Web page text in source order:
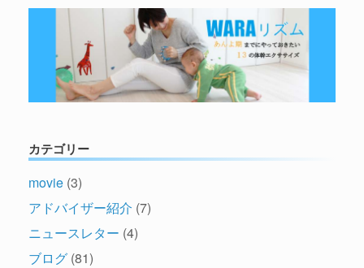
カテゴリー
movie (3)
アドバイザー紹介 (7)
ニュースレター (4)
ブログ (81)